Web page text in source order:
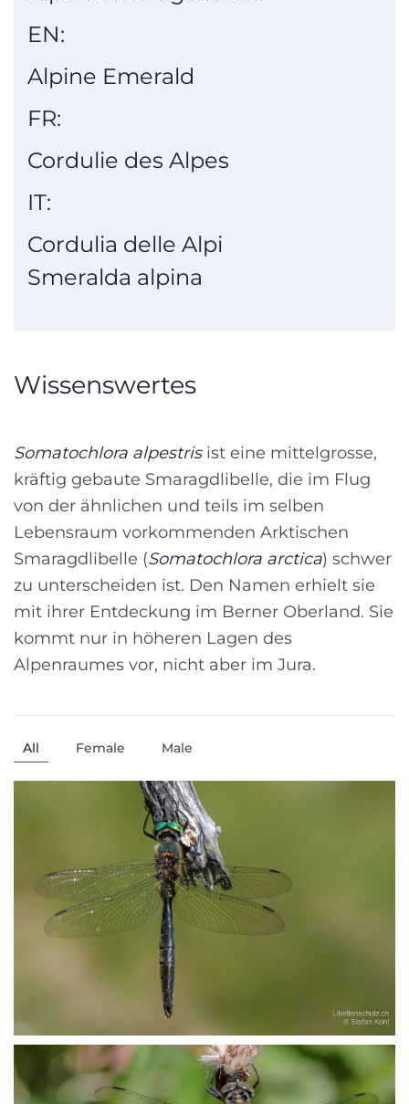
EN:
Alpine Emerald
FR:
Cordulie des Alpes
IT:
Cordulia delle Alpi
Smeralda alpina
Wissenswertes
Somatochlora alpestrisist eine mittelgrosse,
kräftig gebaute Smaragdlibelle, die im Flug
von der ähnlichen und teils im selben
Lebensraum vorkommenden Arktischen
Smaragdlibelle (Somatochlora arctica) schwer
zu unterscheiden ist. Den Namen erhielt sie
mit ihrer Entdeckung im Berner Oberland. Sie
kommt nur in höheren Lagen des
Alpenraumes vor, nicht aber im Jura.
All Female Male